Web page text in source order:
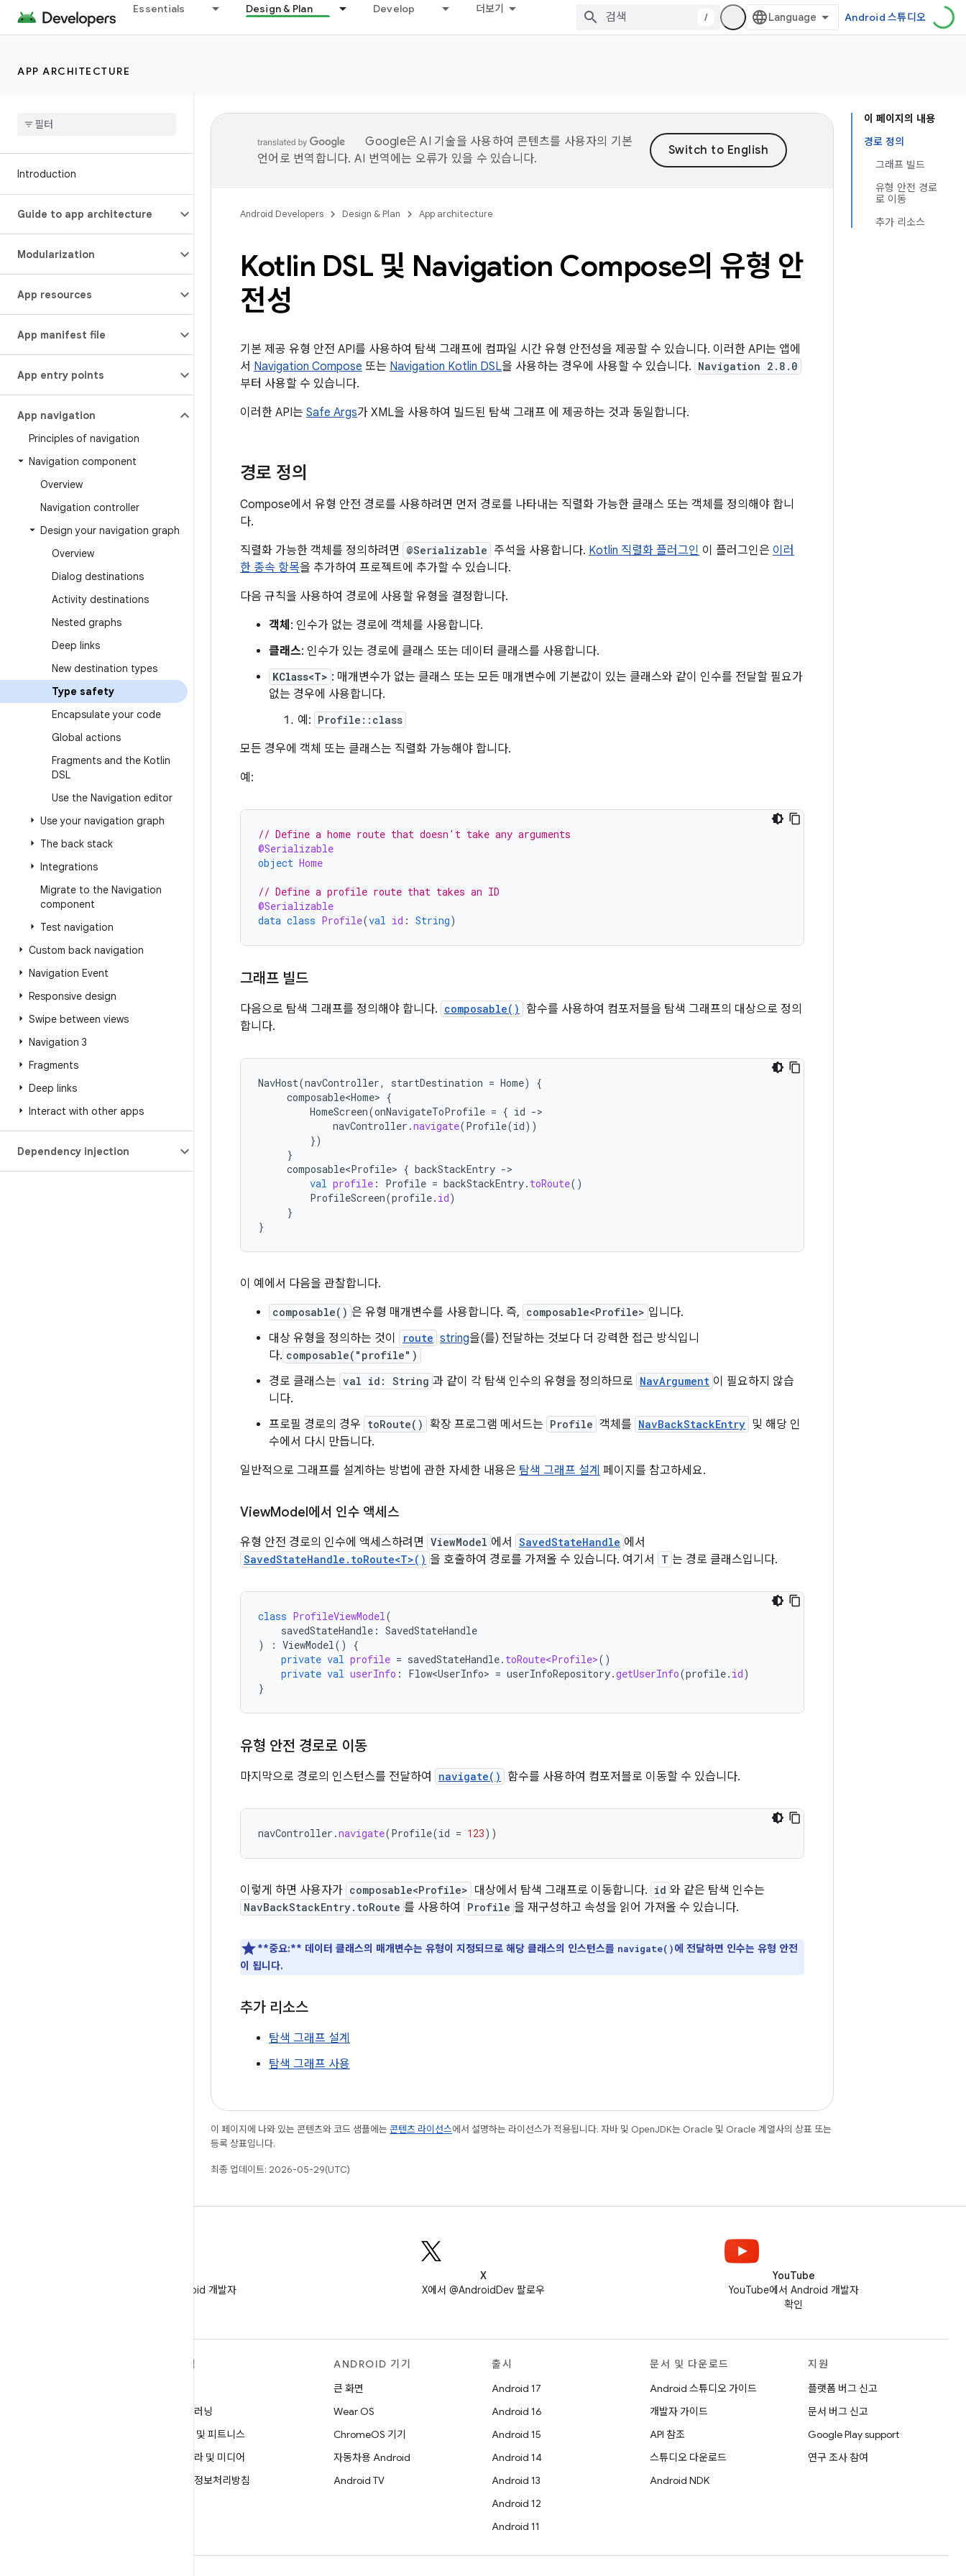
Essentials Design & Plan Develop 더보기
/ Android 스튜디오
APP ARCHITECTURE
Introduction
Guide to app architecture
Modularization
App resources
App manifest file
App entry points
App navigation
Principles of navigation
Navigation component
Overview
Navigation controller
Design your navigation graph
Overview
Dialog destinations
Activity destinations
Nested graphs
Deep links
New destination types
Type safety
Encapsulate your code
Global actions
Fragments and the Kotlin
DSL
Use the Navigation editor
Use your navigation graph
The back stack
Integrations
Migrate to the Navigation
component
Test navigation
Custom back navigation
Navigation Event
Responsive design
Swipe between views
Navigation 3
Fragments
Deep links
Interact with other apps
Dependency injection
이 페이지의 내용
경로 정의
그래프 빌드
유형 안전 경로
로 이동
추가 리소스
Google은 AI 기술을 사용하여 콘텐츠를 사용자의 기본
언어로 번역합니다. AI 번역에는 오류가 있을 수 있습니다.
Android Developers Design & Plan App architecture
Kotlin DSL 및 Navigation Compose의 유형 안
전성
기본 제공 유형 안전 API를 사용하여 탐색 그래프에 컴파일 시간 유형 안전성을 제공할 수 있습니다. 이러한 API는 앱에
서 Navigation Compose 또는 Navigation Kotlin DSL을 사용하는 경우에 사용할 수 있습니다. Navigation 2.8.0
부터 사용할 수 있습니다.
이러한 API는 Safe Args가 XML을 사용하여 빌드된 탐색 그래프 에 제공하는 것과 동일합니다.
경로 정의
Compose에서 유형 안전 경로를 사용하려면 먼저 경로를 나타내는 직렬화 가능한 클래스 또는 객체를 정의해야 합니
다.
직렬화 가능한 객체를 정의하려면
@Serializable 주석을 사용합니다. Kotlin 직렬화 플러그인 이 플러그인은 이러
한 종속 항목을 추가하여 프로젝트에 추가할 수 있습니다.
다음 규칙을 사용하여 경로에 사용할 유형을 결정합니다.
객체 : 인수가 없는 경로에 객체를 사용합니다.
클래스: 인수가 있는 경로에 클래스 또는 데이터 클래스를 사용합니다.
KClass<T> : 매개변수가 없는 클래스 또는 모든 매개변수에 기본값이 있는 클래스와 같이 인수를 전달할 필요가
없는 경우에 사용합니다.
예: Profile::class
모든 경우에 객체 또는 클래스는 직렬화 가능해야 합니다.
예:
// Define a home route that doesn't take any arguments
@Serializable
object Home
// Define a profile route that takes an ID
@Serializable
data class Profile(val id : String)
그래프 빌드
다음으로 탐색 그래프를 정의해야 합니다. composable()
함수를 사용하여 컴포저블을 탐색 그래프의 대상으로 정의
합니다.
NavHost(navController, startDestination = Home)
{
composable<Home> {
HomeScreen(onNavigateToProfile = { id -
navController .navigate(Profile(id))
})
}
composable<Profile> { backStackEntry -
val profile : Profile = backStackEntry. toRoute()
ProfileScreen(profile. id)
}
}
이 예에서 다음을 관찰합니다.
composable() 은 유형 매개변수를 사용합니다. 즉, composable<Profile> 입니다.
대상 유형을 정의하는 것이
route string을(를) 전달하는 것보다 더 강력한 접근 방식입니
다. composable("profile")
경로 클래스는 val id: String 과 같이 각 탐색 인수의 유형을 정의하므로 NavArgument 이 필요하지 않습
니다.
프로필 경로의 경우 toRoute() 확장 프로그램 메서드는 Profile 객체를 NavBackStackEntry 및 해당 인
수에서 다시 만듭니다.
일반적으로 그래프를 설계하는 방법에 관한 자세한 내용은 탐색 그래프 설계 페이지를 참고하세요.
ViewModel에서 인수 액세스
유형 안전 경로의 인수에 액세스하려면 ViewModel 에서 SavedStateHandle 에서
SavedStateHandle.toRoute<T>() 을 호출하여 경로를 가져올 수 있습니다. 여기서 T 는 경로 클래스입니다.
class ProfileViewModel(
savedStateHandle : SavedStateHandle
)
: ViewModel()
{
private val profile = savedStateHandle. toRoute<Profile>()
private val userInfo : Flow<UserInfo> = userInfoRepository.getUserInfo(profile. id)
}
유형 안전 경로로 이동
마지막으로 경로의 인스턴스를 전달하여 navigate() 함수를 사용하여 컴포저블로 이동할 수 있습니다.
navController .navigate(Profile(id = 123))
이렇게 하면 사용자가 composable<Profile> 대상에서 탐색 그래프로 이동합니다. id 와 같은 탐색 인수는
NavBackStackEntry.toRoute 를 사용하여 Profile 을 재구성하고 속성을 읽어 가져올 수 있습니다.
**중요:** 데이터 클래스의 매개변수는 유형이 지정되므로 해당 클래스의 인스턴스를 navigate()에 전달하면 인수는 유형 안전
이 됩니다.
추가 리소스
탐색 그래프 설계
탐색 그래프 사용
이 페이지에 나와 있는 콘텐츠와 코드 샘플에는 콘텐츠 라이선스에서 설명하는 라이선스가 적용됩니다. 자바 및 OpenJDK는 Oracle 및 Oracle 계열사의 상표 또는
등록 상표입니다.
최종 업데이트: 2026-05-29(UTC)
WeChat에서 Android 개발자
X
X에서 @AndroidDev 팔로우
YouTube
YouTube에서 Android 개발자
확인
탐색
머신러닝
건강 및 피트니스
카메라 및 미디어
개인정보처리방침
ANDROID 기기
큰 화면
Wear OS
ChromeOS 기기
자동차용 Android
Android TV
출시
Android 17
Android 16
Android 15
Android 14
Android 13
Android 12
Android 11
문서 및 다운로드
Android 스튜디오 가이드
개발자 가이드
API 참조
스튜디오 다운로드
Android NDK
지원
플랫폼 버그 신고
문서 버그 신고
Google Play support
연구 조사 참여